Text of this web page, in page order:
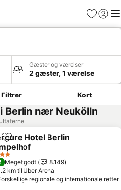
Favoritter
Log ind
Gæster og værelser
2 gæster, 1 værelse
Filtrer Kort
Berlin nær Neukölln
Føj til favoritter
Hotel Berlin
Meget godt
8.149
km til Uber Arena
regionale og internationale retter